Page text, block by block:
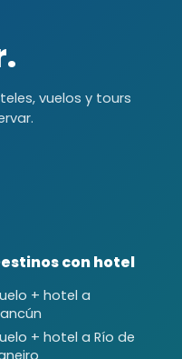
vuelos y tours
con hotel
+ hotel a
+ hotel a Río de